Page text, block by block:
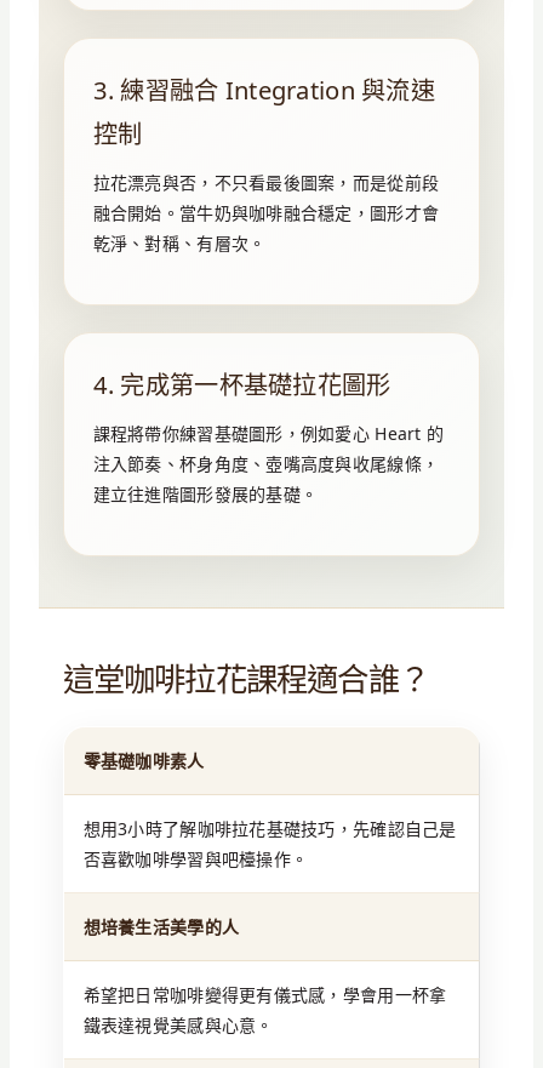
3. 練習融合 Integration 與流速
控制
拉花漂亮與否，不只看最後圖案，而是從前段
融合開始。當牛奶與咖啡融合穩定，圖形才會
乾淨、對稱、有層次。
4. 完成第一杯基礎拉花圖形
課程將帶你練習基礎圖形，例如愛心 Heart 的
注入節奏、杯身角度、壺嘴高度與收尾線條，
建立往進階圖形發展的基礎。
這堂咖啡拉花課程適合誰？
零基礎咖啡素人
想用3小時了解咖啡拉花基礎技巧，先確認自己是
否喜歡咖啡學習與吧檯操作。
想培養生活美學的人
希望把日常咖啡變得更有儀式感，學會用一杯拿
鐵表達視覺美感與心意。